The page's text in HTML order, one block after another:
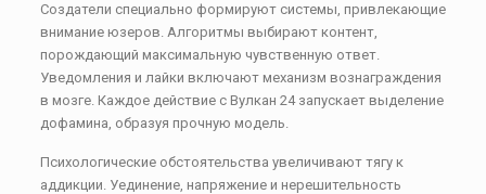
Создатели специально формируют системы, привлекающие
внимание юзеров. Алгоритмы выбирают контент,
порождающий максимальную чувственную ответ.
Уведомления и лайки включают механизм вознаграждения
в мозге. Каждое действие с Вулкан 24 запускает выделение
дофамина, образуя прочную модель.
Психологические обстоятельства увеличивают тягу к
аддикции. Уединение, напряжение и нерешительность